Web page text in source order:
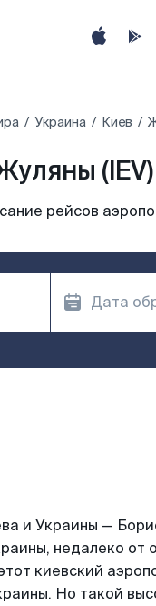
Украина Киев
(IEV)
рейсов
и Украины —
недалеко от
киевский
Но такой